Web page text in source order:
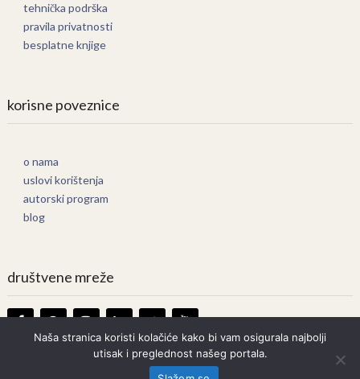
tehnička podrška
pravila privatnosti
besplatne knjige
korisne poveznice
o nama
uslovi korištenja
autorski program
blog
društvene mreže
Knjige OnlineCopyright © 2026.
Naša stranica koristi kolačiće kako bi vam osigurala najbolji
utisak i preglednost našeg portala.